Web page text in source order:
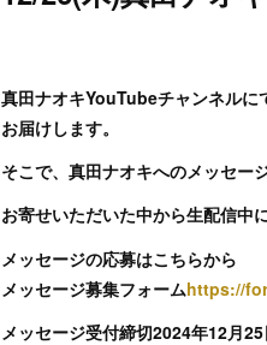
真田ナオキYouTubeチャンネル
お届けします。
そこで、真田ナオキへのメッセー
お寄せいただいた中から生配信中
メッセージの応募はこちらから
メッセージ募集フォームhttps://
メッセージ受付締切2024年12月